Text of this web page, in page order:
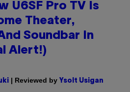
U6SF Pro TV Is
Theater,
Soundbar In
Alert!)
| Reviewed by Ysolt Usigan